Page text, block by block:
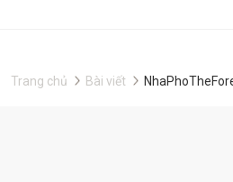
Trang chủ Bài viết